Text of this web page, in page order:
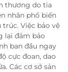
thương do tia
nhân phổ biến
Việc bảo vệ
lại đảm bảo
ban đầu ngay
cực đoan, dao
Các cơ sở sản